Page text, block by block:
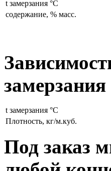
t замерзания °С
содержание, % масс.
t замерзания °С
Плотность, кг/м.куб.
Под заказ